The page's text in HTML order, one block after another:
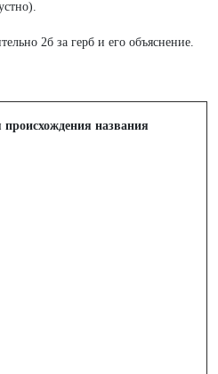
2б за герб и его объяснение.
происхождения названия